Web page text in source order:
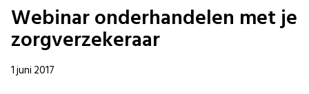
Webinar onderhandelen met je
zorgverzekeraar
1 juni 2017